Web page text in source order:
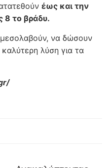
έως και την
8 το βράδυ.
να δώσουν
λύση για τα